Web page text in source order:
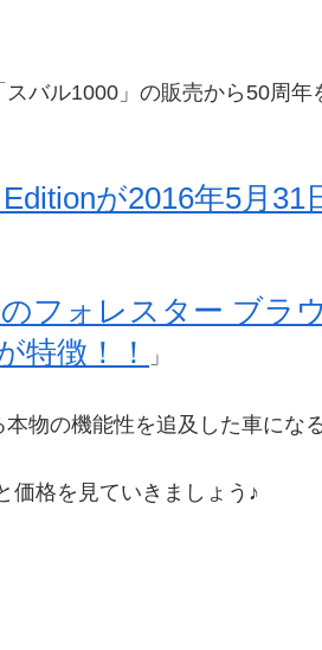
バル1000」の販売から50周年
が2016年5月31
フォレスター ブラ
特徴！！
」
物の機能性を追及した車にな
価格を見ていきましょう♪